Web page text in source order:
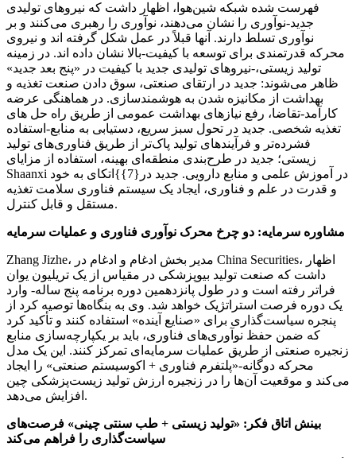
فهرست شده شبکه شین‌هوا، اظهار داشت که نیروهای تولیدی
جدید-نوآوری را نشان می‌دهند، نوآوری را رهبری می‌کنند و بر
نوآوری تسلط دارند. آنها قبلاً در عمل شکل گرفته اند و نیروی
محرکه قدرتمندی برای توسعه با کیفیت-بالا نشان داده اند. در زمینه
تولید زیستی،-نیروهای تولیدی جدید با کیفیت در «پنج بعد جدید»
ظاهر می‌شوند: جدید در ارتقای صنعتی، سوق دادن صنعت تغذیه و
بهداشت از مکانیزه شدن به هوشمندسازی. در هماهنگی عرضه
کارآمد-تقاضا، رفع نیازهای بهداشت عمومی از طریق راه حل های
تغذیه شخصی. جدید در تحول سبز سریع، دستیابی به منابع-استفاده
فشرده‌تر و فرآیندهای تولید پاک‌تر از طریق فناوری‌های تولید
زیستی؛ جدید در طرح‌بندی منطقه‌ای بهینه، استفاده از مزایای
Shaanxi در آموزش علمی و منابع دارویی. جدید در{7}}اتکای به خود
و قدرت در علم و فناوری، ایجاد یک سیستم فناوری سلامت تغذیه
مستقل و قابل کنترل.
مشاوره سرمایه: دو چرخ محرک نوآوری فناوری و عملیات سرمایه
Zhang Jizhe، مدیر بخش ادغام و ادغام در China Securities، اظهار
داشت که صنعت تولید بیوپزشکی در مقیاس از یک تریلیون یوان
فراتر رفته است و در طول پانزدهمین دوره برنامه پنج ساله- وارد
یک دوره فرصت استراتژیک خواهد شد. وی به بنگاه‌ها توصیه کرد از
پنجره سیاست‌گذاری برای «صنایع آینده» استفاده کنند و تأکید کرد
که ضمن حفظ نوآوری‌های فناوری، باید بر یکپارچه‌سازی منابع
زنجیره صنعتی از طریق عملیات سرمایه‌ای تمرکز کنند. این یک مدل
محرکه دوگانه-«پلتفرم فناوری + اکوسیستم صنعتی» را ایجاد
می‌کند و موقعیت آن‌ها را در زنجیره ارزش تولید زیست‌پزشکی چین
افزایش می‌دهد.
بینش اتاق فکر: «تولید زیستی + طب سنتی چینی» فرصت‌های
سیاست‌گذاری را فراهم می‌کند